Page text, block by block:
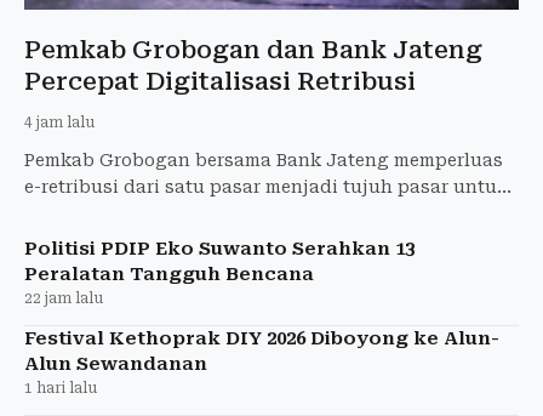
Pemkab Grobogan dan Bank Jateng
Percepat Digitalisasi Retribusi
4 jam lalu
Pemkab Grobogan bersama Bank Jateng memperluas
e-retribusi dari satu pasar menjadi tujuh pasar untuk
Politisi PDIP Eko Suwanto Serahkan 13
Peralatan Tangguh Bencana
22 jam lalu
Festival Kethoprak DIY 2026 Diboyong ke Alun-
Alun Sewandanan
1 hari lalu